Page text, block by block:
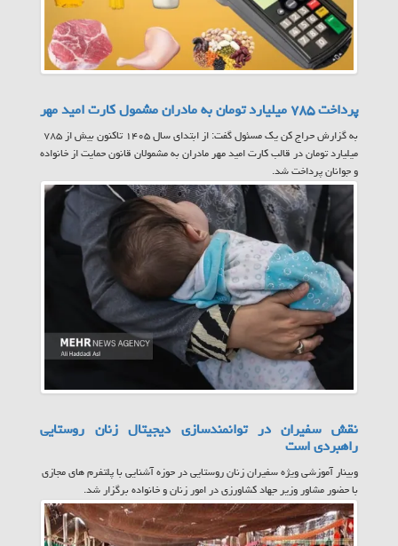
پرداخت ۷۸۵ میلیارد تومان به مادران مشمول کارت امید مهر
به گزارش حراج کن یک مسئول گفت: از ابتدای سال ۱۴۰۵ تاکنون بیش از ۷۸۵
میلیارد تومان در قالب کارت امید مهر مادران به مشمولان قانون حمایت از خانواده
و جوانان پرداخت شد.
نقش سفیران در توانمندسازی دیجیتال زنان روستایی
راهبردی است
وبینار آموزشی ویژه سفیران زنان روستایی در حوزه آشنایی با پلتفرم های مجازی
با حضور مشاور وزیر جهاد کشاورزی در امور زنان و خانواده برگزار شد.